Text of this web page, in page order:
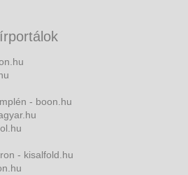
- boon.hu
- kisalfold.hu